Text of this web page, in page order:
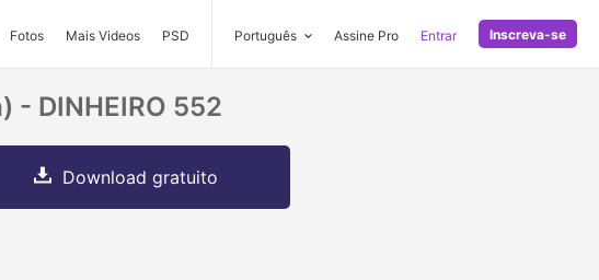
Fotos Mais Videos PSD Português Assine Pro Entrar Inscreva-se
- DINHEIRO 552
Download gratuito